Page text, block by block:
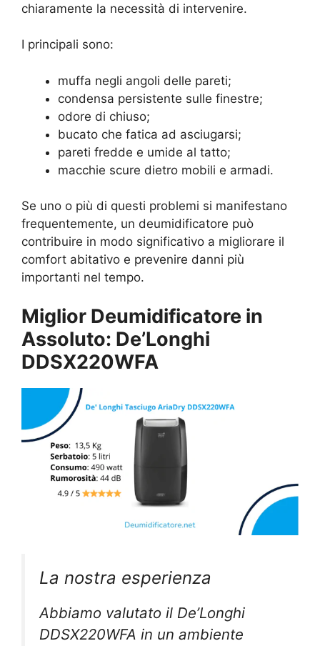
chiaramente la necessità di intervenire.
I principali sono:
muffa negli angoli delle pareti;
condensa persistente sulle finestre;
odore di chiuso;
bucato che fatica ad asciugarsi;
pareti fredde e umide al tatto;
macchie scure dietro mobili e armadi.
Se uno o più di questi problemi si manifestano
frequentemente, un deumidificatore può
contribuire in modo significativo a migliorare il
comfort abitativo e prevenire danni più
importanti nel tempo.
Miglior Deumidificatore in
Assoluto: De’Longhi
DDSX220WFA
La nostra esperienza
Abbiamo valutato il De’Longhi
DDSX220WFA in un ambiente